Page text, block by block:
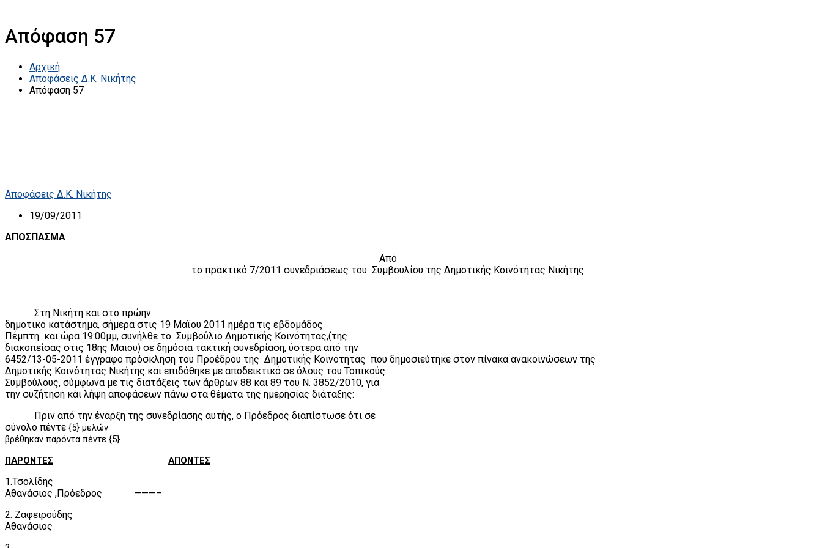
Απόφαση 57
Αρχική
Αποφάσεις Δ.Κ. Νικήτης
Απόφαση 57
Αποφάσεις Δ.Κ. Νικήτης
19/09/2011
ΑΠΟΣΠΑΣΜΑ
Από
το πρακτικό 7/2011 συνεδριάσεως του Συμβουλίου της Δημοτικής Κοινότητας Νικήτης
Στη Νικήτη και στο πρώην
δημοτικό κατάστημα, σήμερα στις 19 Μαϊου 2011 ημέρα τις εβδομάδος
Πέμπτη και ώρα 19:00μμ, συνήλθε το Συμβούλιο Δημοτικής Κοινότητας,(της
διακοπείσας στις 18ης Μαιου) σε δημόσια τακτική συνεδρίαση, ύστερα από την
6452/13-05-2011 έγγραφο πρόσκληση του Προέδρου της Δημοτικής Κοινότητας που δημοσιεύτηκε στον πίνακα ανακοινώσεων της
Δημοτικής Κοινότητας Νικήτης και επιδόθηκε με αποδεικτικό σε όλους του Τοπικούς
Συμβούλους, σύμφωνα με τις διατάξεις των άρθρων 88 και 89 του Ν. 3852/2010, για
την συζήτηση και λήψη αποφάσεων πάνω στα θέματα της ημερησίας διάταξης:
Πριν από την έναρξη της συνεδρίασης αυτής, ο Πρόεδρος διαπίστωσε ότι σε
σύνολο πέντε {5} μελών
βρέθηκαν παρόντα πέντε {5}.
ΠΑΡΟΝΤΕΣ
ΑΠΟΝΤΕΣ
1.Τσολίδης
Αθανάσιος ,Πρόεδρος
———–
2. Ζαφειρούδης
Αθανάσιος